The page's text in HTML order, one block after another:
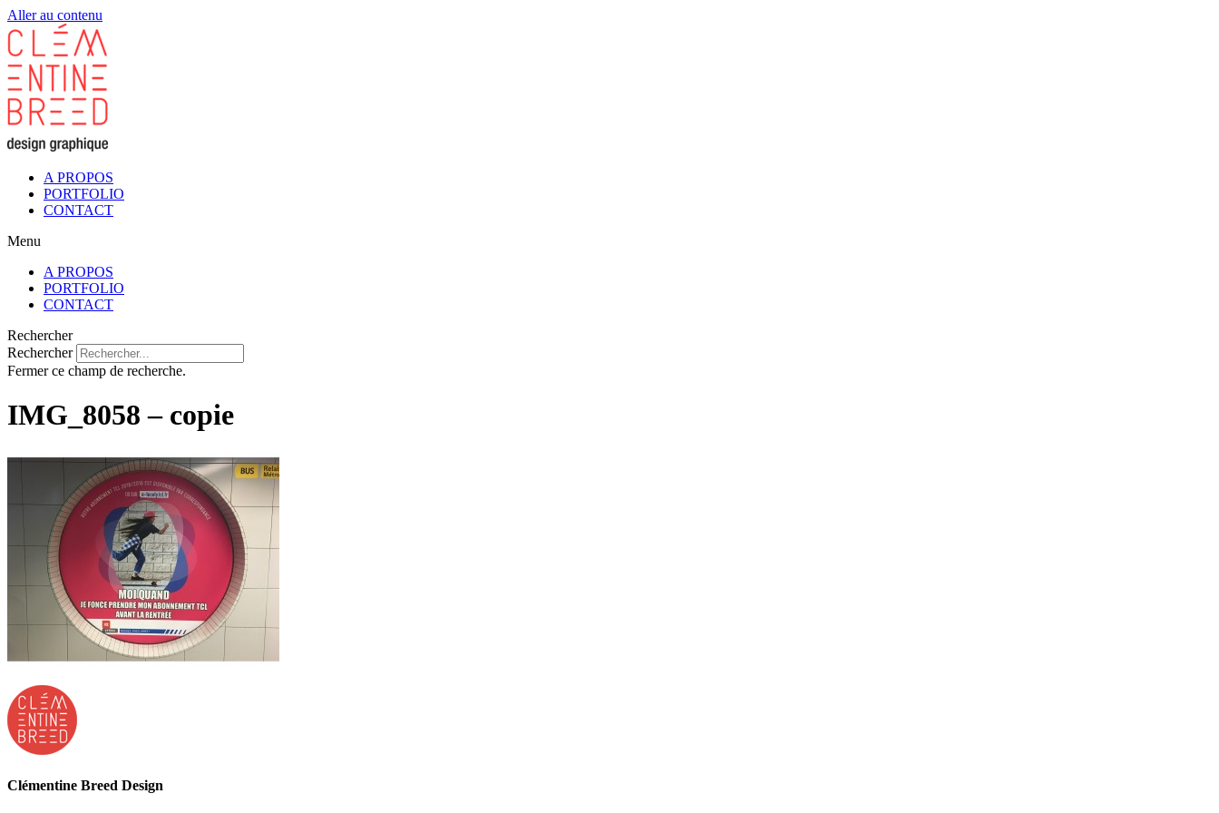
Aller au contenu
A PROPOS
PORTFOLIO
CONTACT
Menu
A PROPOS
PORTFOLIO
CONTACT
Rechercher
Rechercher
Fermer ce champ de recherche.
IMG_8058 – copie
Clémentine Breed Design